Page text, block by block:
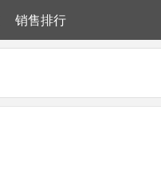
销售排行